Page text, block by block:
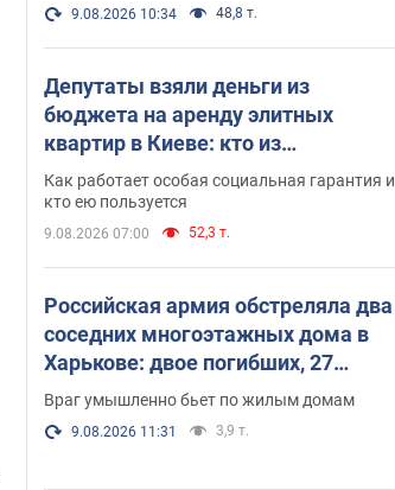
9.08.2026 10:34 48,8 т.
Депутаты взяли деньги из
бюджета на аренду элитных
квартир в Киеве: кто из
парламентариев просил средства
и где поселился
Как работает особая социальная гарантия и
кто ею пользуется
9.08.2026 07:00 52,3 т.
Российская армия обстреляла два
соседних многоэтажных дома в
Харькове: двое погибших, 27
пострадавших
Враг умышленно бьет по жилым домам
9.08.2026 11:31 3,9 т.